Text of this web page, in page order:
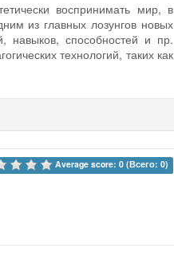
воспринимать мир, в
из главных лозунгов новых
навыков, способностей и пр.
технологий, таких как
Average score: 0 (Всего: 0)